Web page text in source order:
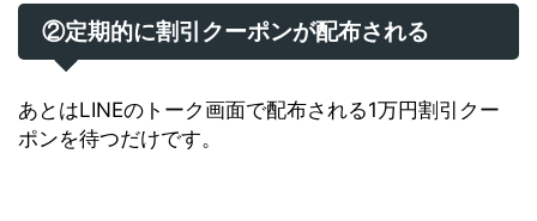
②定期的に割引クーポンが配布される
あとはLINEのトーク画面で配布される1万円割引クー
ポンを待つだけです。